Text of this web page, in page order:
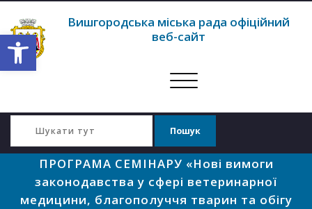
Відкрити Панель інструментів
Вишгородська міська рада офіційний
веб-сайт
Перемкнути
ПРОГРАМА СЕМІНАРУ «Нові вимоги
законодавства у сфері ветеринарної
медицини, благополуччя тварин та обігу